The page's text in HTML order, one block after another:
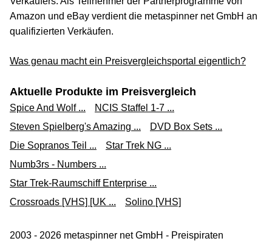
Amazon und eBay verdient die metaspinner net GmbH an
qualifizierten Verkäufen.
Was genau macht ein Preisvergleichsportal eigentlich?
Aktuelle Produkte im Preisvergleich
Spice And Wolf ...
NCIS Staffel 1-7 ...
Steven Spielberg's Amazing ...
DVD Box Sets ...
Die Sopranos Teil ...
Star Trek NG ...
Numb3rs - Numbers ...
Star Trek-Raumschiff Enterprise ...
Crossroads [VHS] [UK ...
Solino [VHS]
2003 - 2026 metaspinner net GmbH - Preispiraten